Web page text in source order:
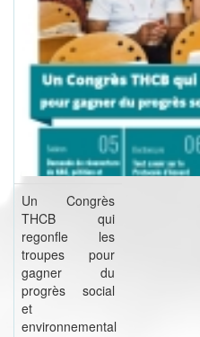
Un Congrès
THCB qui
regonfle les
troupes pour
gagner du
progrès social
et
environnemental